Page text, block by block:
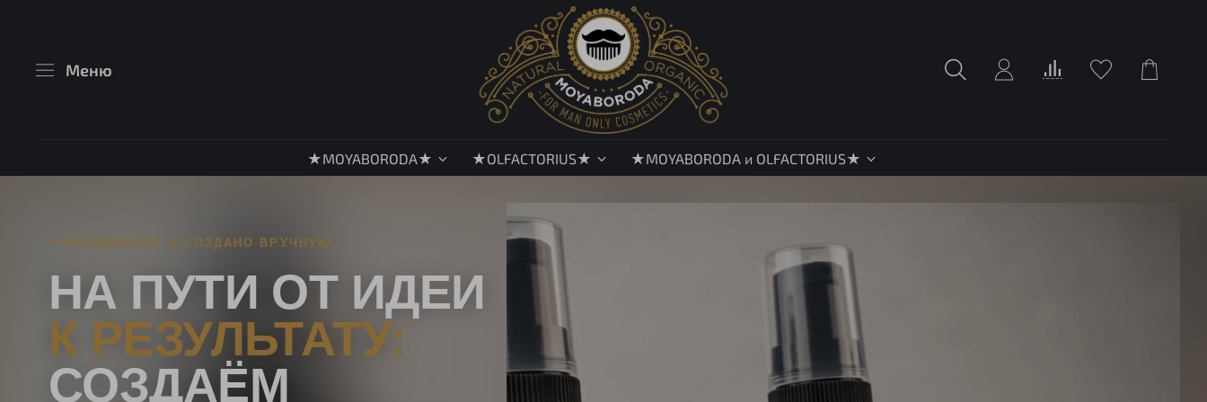
Меню
★MOYABORODA★ ★OLFACTORIUS★ ★MOYABORODA и OLFACTORIUS★
ПРИДУМАНО И СОЗДАНО ВРУЧНУЮ
НА ПУТИ ОТ ИДЕИ
К РЕЗУЛЬТАТУ:
СОЗДАЁМ